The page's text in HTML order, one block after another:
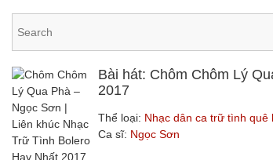
Bài hát: Chôm Chôm Lý
2017
Thể loại: Nhạc dân ca trữ tình quê
Ca sĩ: Ngọc Sơn